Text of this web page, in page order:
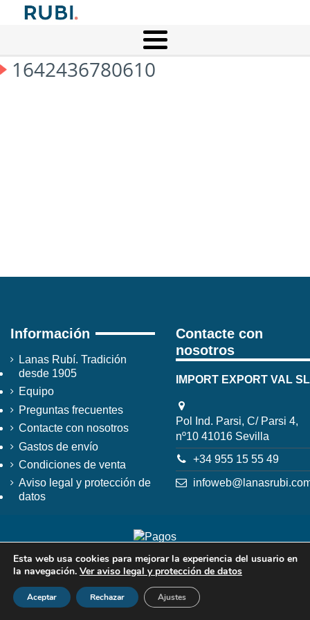
1642436780610
Información
Lanas Rubí. Tradición
desde 1905
Equipo
Preguntas frecuentes
Contacte con nosotros
Gastos de envío
Condiciones de venta
Aviso legal y protección de
datos
Contacte con
nosotros
IMPORT EXPORT VAL SL
Pol Ind. Parsi, C/ Parsi 4,
nº10 41016 Sevilla
+34 955 15 55 49
Esta web usa cookies para mejorar la experiencia del usuario en
la navegación. Ver aviso legal y protección de datos
Aceptar Rechazar Ajustes